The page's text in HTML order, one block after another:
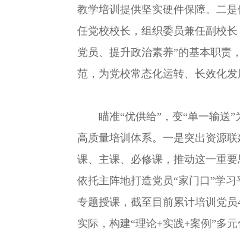
教学培训提供坚实硬件保障。二
任党校校长，组织委员兼任副校
党员、提升政治素养”的基本职责
范，为党校常态化运转、长效化发
瞄准“优供给”，变“单一输送”
高质量培训体系。一是突出资源
课、主课、必修课，推动这一重
依托主阵地打造党员“家门口”学
专题授课，截至目前累计培训党
实际，构建“理论+实践+案例”多